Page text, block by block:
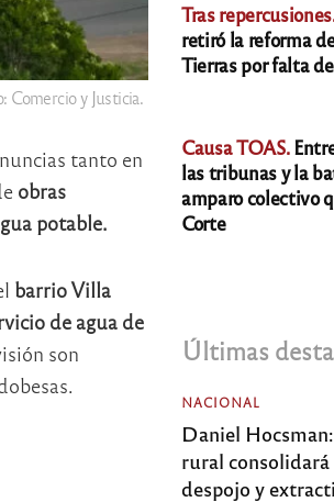
Comercio y Justicia.
tanto en
obras
potable.
barrio Villa
de agua de
son
Tras
retiró la reforma
Tierras por falta
Causa TOAS.
las tribunas y la
amparo colectivo
Corte
Últimas
NACIONAL
Daniel
rural
despojo y